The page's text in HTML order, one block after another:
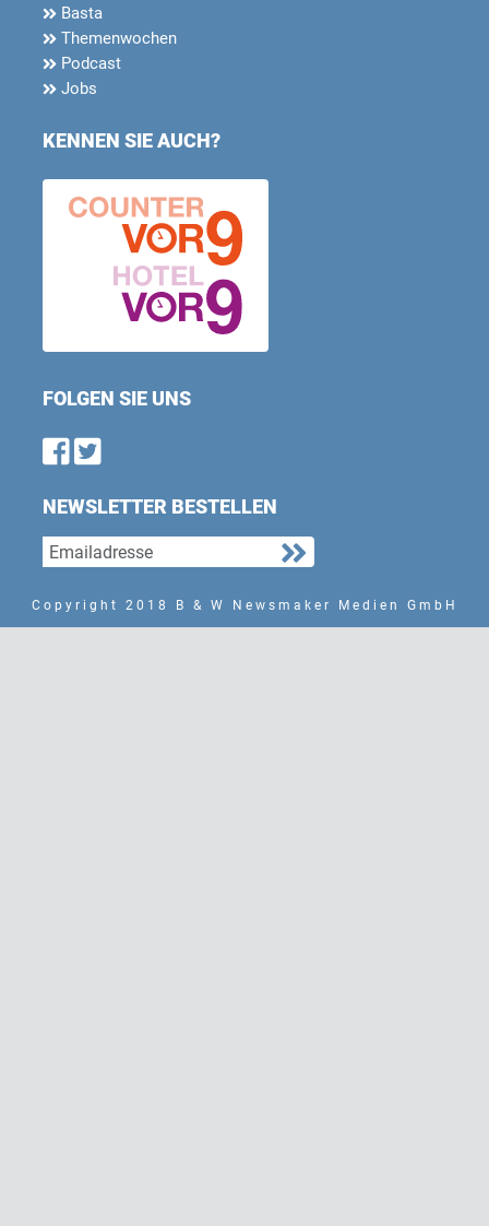
Basta
Themenwochen
Podcast
Jobs
KENNEN SIE AUCH?
FOLGEN SIE UNS
Find us on Facebook
Follow us on Twitter
NEWSLETTER BESTELLEN
Copyright 2018 B & W Newsmaker Medien GmbH